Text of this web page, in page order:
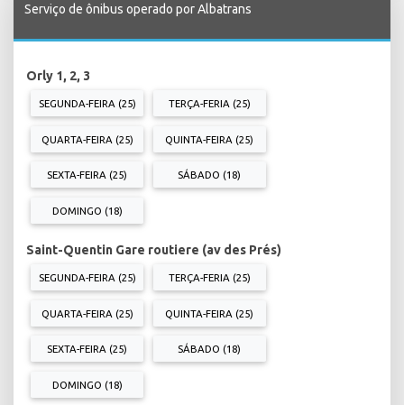
Serviço de ônibus operado por Albatrans
Orly 1, 2, 3
SEGUNDA-FEIRA (25) TERÇA-FERIA (25)
QUARTA-FEIRA (25) QUINTA-FEIRA (25)
SEXTA-FEIRA (25) SÁBADO (18)
DOMINGO (18)
Saint-Quentin Gare routiere (av des Prés)
SEGUNDA-FEIRA (25) TERÇA-FERIA (25)
QUARTA-FEIRA (25) QUINTA-FEIRA (25)
SEXTA-FEIRA (25) SÁBADO (18)
DOMINGO (18)